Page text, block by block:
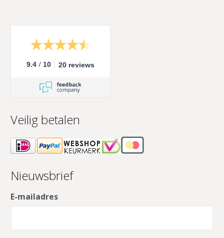
9.4 / 10 20 reviews
Veilig betalen
Nieuwsbrief
E-mailadres